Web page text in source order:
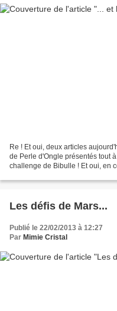
Re ! Et oui, deux articles
de Perle d'Ongle présentés tout
challenge de Bibulle ! Et oui, en
Les défis de Mars...
Publié le 22/02/2013 à 12:27
Par Mimie Cristal